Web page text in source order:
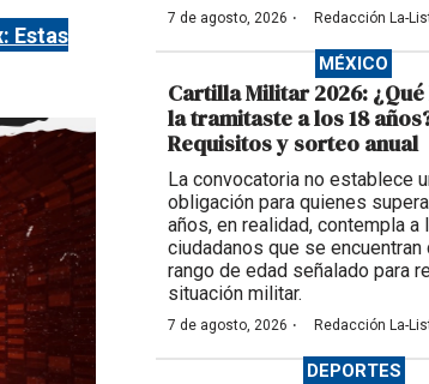
Estas
7 de agosto, 2026 · Redacción La-
MÉXICO
Cartilla Militar 2026:
la tramitaste a los 18
Requisitos y sorteo anual
La convocatoria no establece
obligación para quienes
años, en realidad, contempla a
ciudadanos que se encuentran
rango de edad señalado para
situación militar.
7 de agosto, 2026 · Redacción La-
DEPORTES